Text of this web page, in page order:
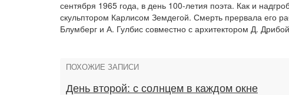
сентября 1965 года, в день 100-летия поэта. Как и
скульптором Карлисом Земдегой. Смерть прервала его
Блумберг и А. Гулбис совместно с архитектором Д.
ПОХОЖИЕ ЗАПИСИ
День второй: с солнцем в каждом окне